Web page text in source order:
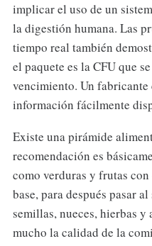
implicar el uso de un
la digestión humana. Las
tiempo real también
el paquete es la CFU que
vencimiento. Un fabricante
información fácilmente
Existe una pirámide
recomendación es
como verduras y frutas
base, para después pasar
semillas, nueces, hierbas
mucho la calidad de la